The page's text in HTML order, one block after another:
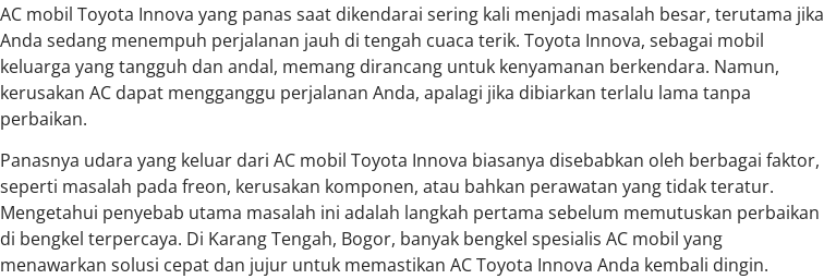
AC mobil Toyota Innova yang panas saat dikendarai sering kali menjadi masalah besar, terutama jika
Anda sedang menempuh perjalanan jauh di tengah cuaca terik. Toyota Innova, sebagai mobil
keluarga yang tangguh dan andal, memang dirancang untuk kenyamanan berkendara. Namun,
kerusakan AC dapat mengganggu perjalanan Anda, apalagi jika dibiarkan terlalu lama tanpa
perbaikan.
Panasnya udara yang keluar dari AC mobil Toyota Innova biasanya disebabkan oleh berbagai faktor,
seperti masalah pada freon, kerusakan komponen, atau bahkan perawatan yang tidak teratur.
Mengetahui penyebab utama masalah ini adalah langkah pertama sebelum memutuskan perbaikan
di bengkel terpercaya. Di Karang Tengah, Bogor, banyak bengkel spesialis AC mobil yang
menawarkan solusi cepat dan jujur untuk memastikan AC Toyota Innova Anda kembali dingin.